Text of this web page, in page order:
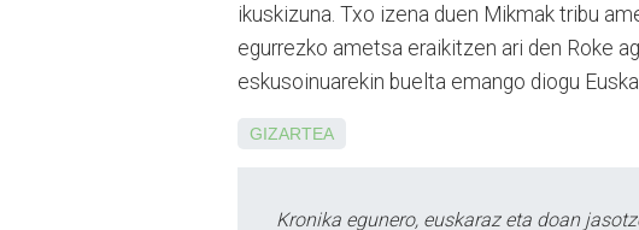
ikuskizuna. Txo izena duen Mikmak tribu
egurrezko ametsa eraikitzen ari den Roke
es­kusoinuarekin buelta emango diogu
GIZARTEA
Kronika egunero, euskaraz eta doan